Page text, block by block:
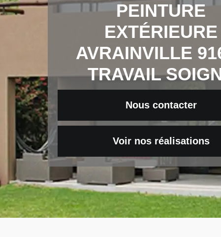
PEINTURE
EXTÉRIEURE
AVRAINVILLE
TRAVAIL
Nous contacter
Voir nos réalisations